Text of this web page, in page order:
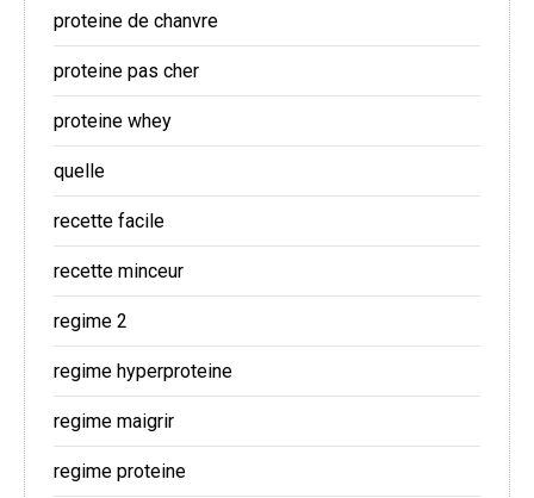
proteine de chanvre
proteine pas cher
proteine whey
quelle
recette facile
recette minceur
regime 2
regime hyperproteine
regime maigrir
regime proteine